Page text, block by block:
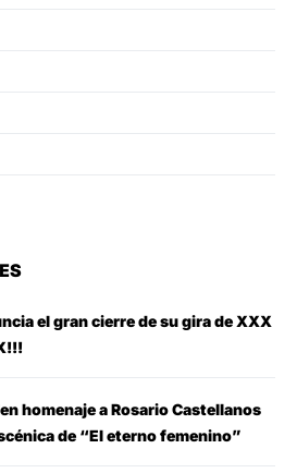
el gran cierre de su gira de XXX
homenaje a Rosario Castellanos
de “El eterno femenino”